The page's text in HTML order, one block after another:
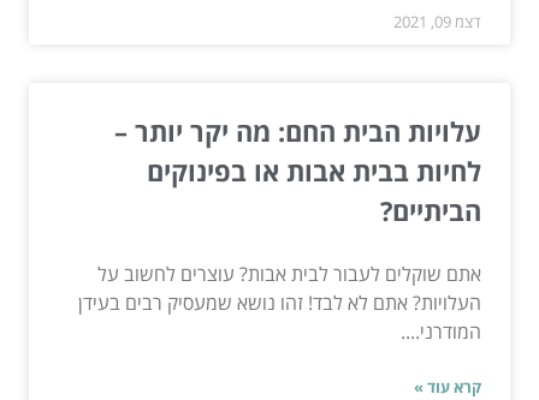
דצמ 09, 2021
עלויות הבית החם: מה יקר יותר –
לחיות בבית אבות או בפינוקים
הביתיים?
אתם שוקלים לעבור לבית אבות? עוצרים לחשוב על
העלויות? אתם לא לבד! זהו נושא שמעסיק רבים בעידן
המודרני....
קרא עוד »